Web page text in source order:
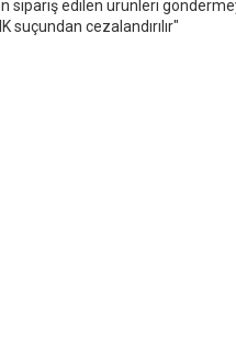
sipariş edilen ürünleri
suçundan cezalandırılır"